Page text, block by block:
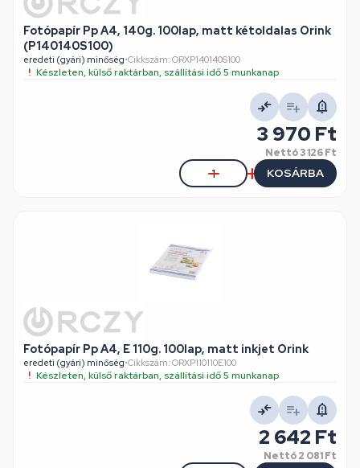
Fotópapír Pp A4, 140g. 100lap, matt kétoldalas Orink
(P140140S100)
eredeti (gyári) minőség•Cikkszám: ORXP140140S100
Készleten, külső raktárban, szállítási idő 5 munkanap
3 970 Ft
Nettó3 126 Ft
KOSÁRBA
Fotópapír Pp A4, E 110g. 100lap, matt inkjet Orink
eredeti (gyári) minőség•Cikkszám: ORXP110110E100
Készleten, külső raktárban, szállítási idő 5 munkanap
2 642 Ft
Nettó2 081 Ft